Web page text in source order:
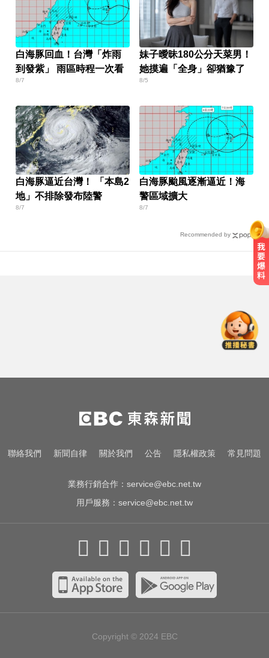
白海豚回血！台灣「炸雨
到發紫」 雨區時程一次看
8/7
妹子曖昧180公分天菜男！
她摸遍「全身」卻猶豫了
8/5
白海豚逼近台灣！ 「本島2
地」不排除發布陸警
8/7
白海豚颱風逐漸逼近！海
警區域擴大
8/7
Recommended by
堂喊：你殺青了
愛玩車／北極星新車 275匹馬力媲
美性能房車
白海豚颱風強襲日本！奄美逾3萬戶
聯絡我們 新聞自律 關於我們 公告 隱私權政策 常見問題
業務行銷合作： service@ebc.net.tw
用戶服務： service@ebc.net.tw
Copyright © 2024 EBC